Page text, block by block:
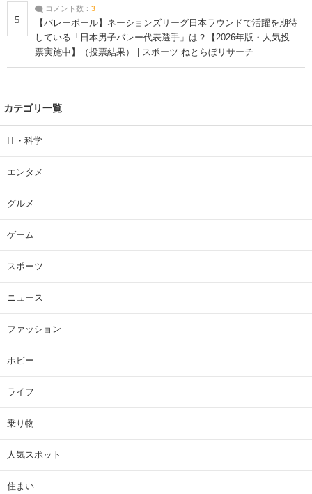
5
コメント数： 3
【バレーボール】ネーションズリーグ日本ラウンドで活躍を期待
している「日本男子バレー代表選手」は？【2026年版・人気投
票実施中】（投票結果） | スポーツ ねとらぼリサーチ
カテゴリ一覧
IT・科学
エンタメ
グルメ
ゲーム
スポーツ
ニュース
ファッション
ホビー
ライフ
乗り物
人気スポット
住まい